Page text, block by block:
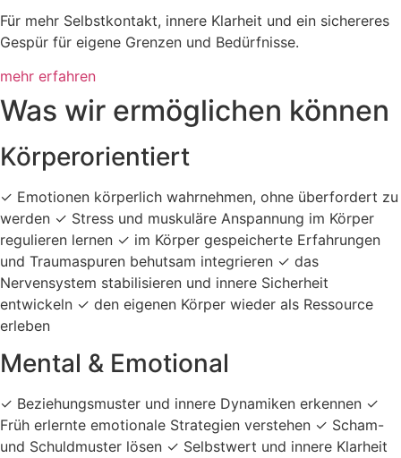
Für mehr Selbstkontakt, innere Klarheit und ein sichereres
Gespür für eigene Grenzen und Bedürfnisse.
mehr erfahren
Was wir ermöglichen können
Körperorientiert
✓ Emotionen körperlich wahrnehmen, ohne überfordert zu
werden ✓ Stress und muskuläre Anspannung im Körper
regulieren lernen ✓ im Körper gespeicherte Erfahrungen
und Traumaspuren behutsam integrieren ✓ das
Nervensystem stabilisieren und innere Sicherheit
entwickeln ✓ den eigenen Körper wieder als Ressource
erleben
Mental & Emotional
✓ Beziehungsmuster und innere Dynamiken erkennen ✓
Früh erlernte emotionale Strategien verstehen ✓ Scham-
und Schuldmuster lösen ✓ Selbstwert und innere Klarheit